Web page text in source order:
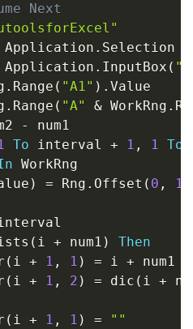
Next
Application .
Application . InputBox (
. Range ( "A1" ) . Value
. Range ( "A" & WorkRng .
-
To interval + 1 , 1 To
WorkRng
) = Rng . Offset ( 0 , 1
( i + num1 )
Then
( i + 1 , 1 ) = i + num1
( i + 1 , 2 ) = dic ( i +
( i + 1 , 1 ) =
""